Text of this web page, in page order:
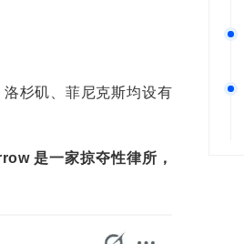
杉矶、菲尼克斯均设有
是一家掠夺性律所，